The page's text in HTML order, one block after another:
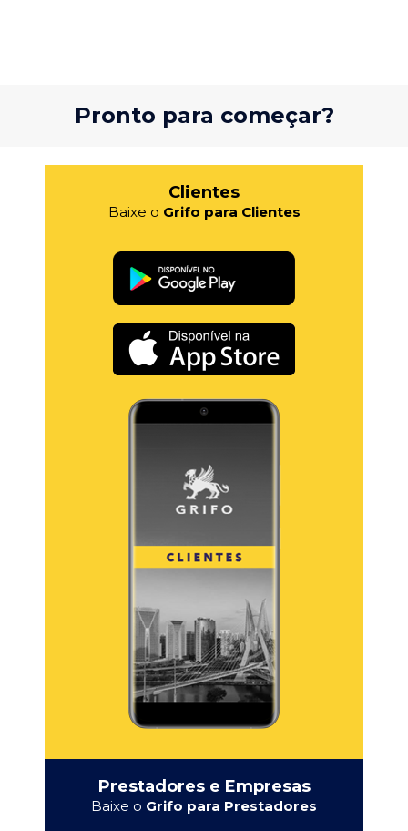
Pronto para começar?
Clientes
Baixe o Grifo para Clientes
Prestadores e Empresas
Baixe o Grifo para Prestadores